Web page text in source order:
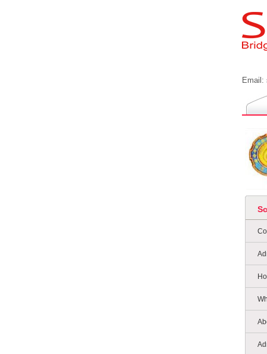
Email: